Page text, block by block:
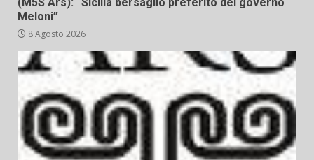
Meloni”
8 Agosto 2026